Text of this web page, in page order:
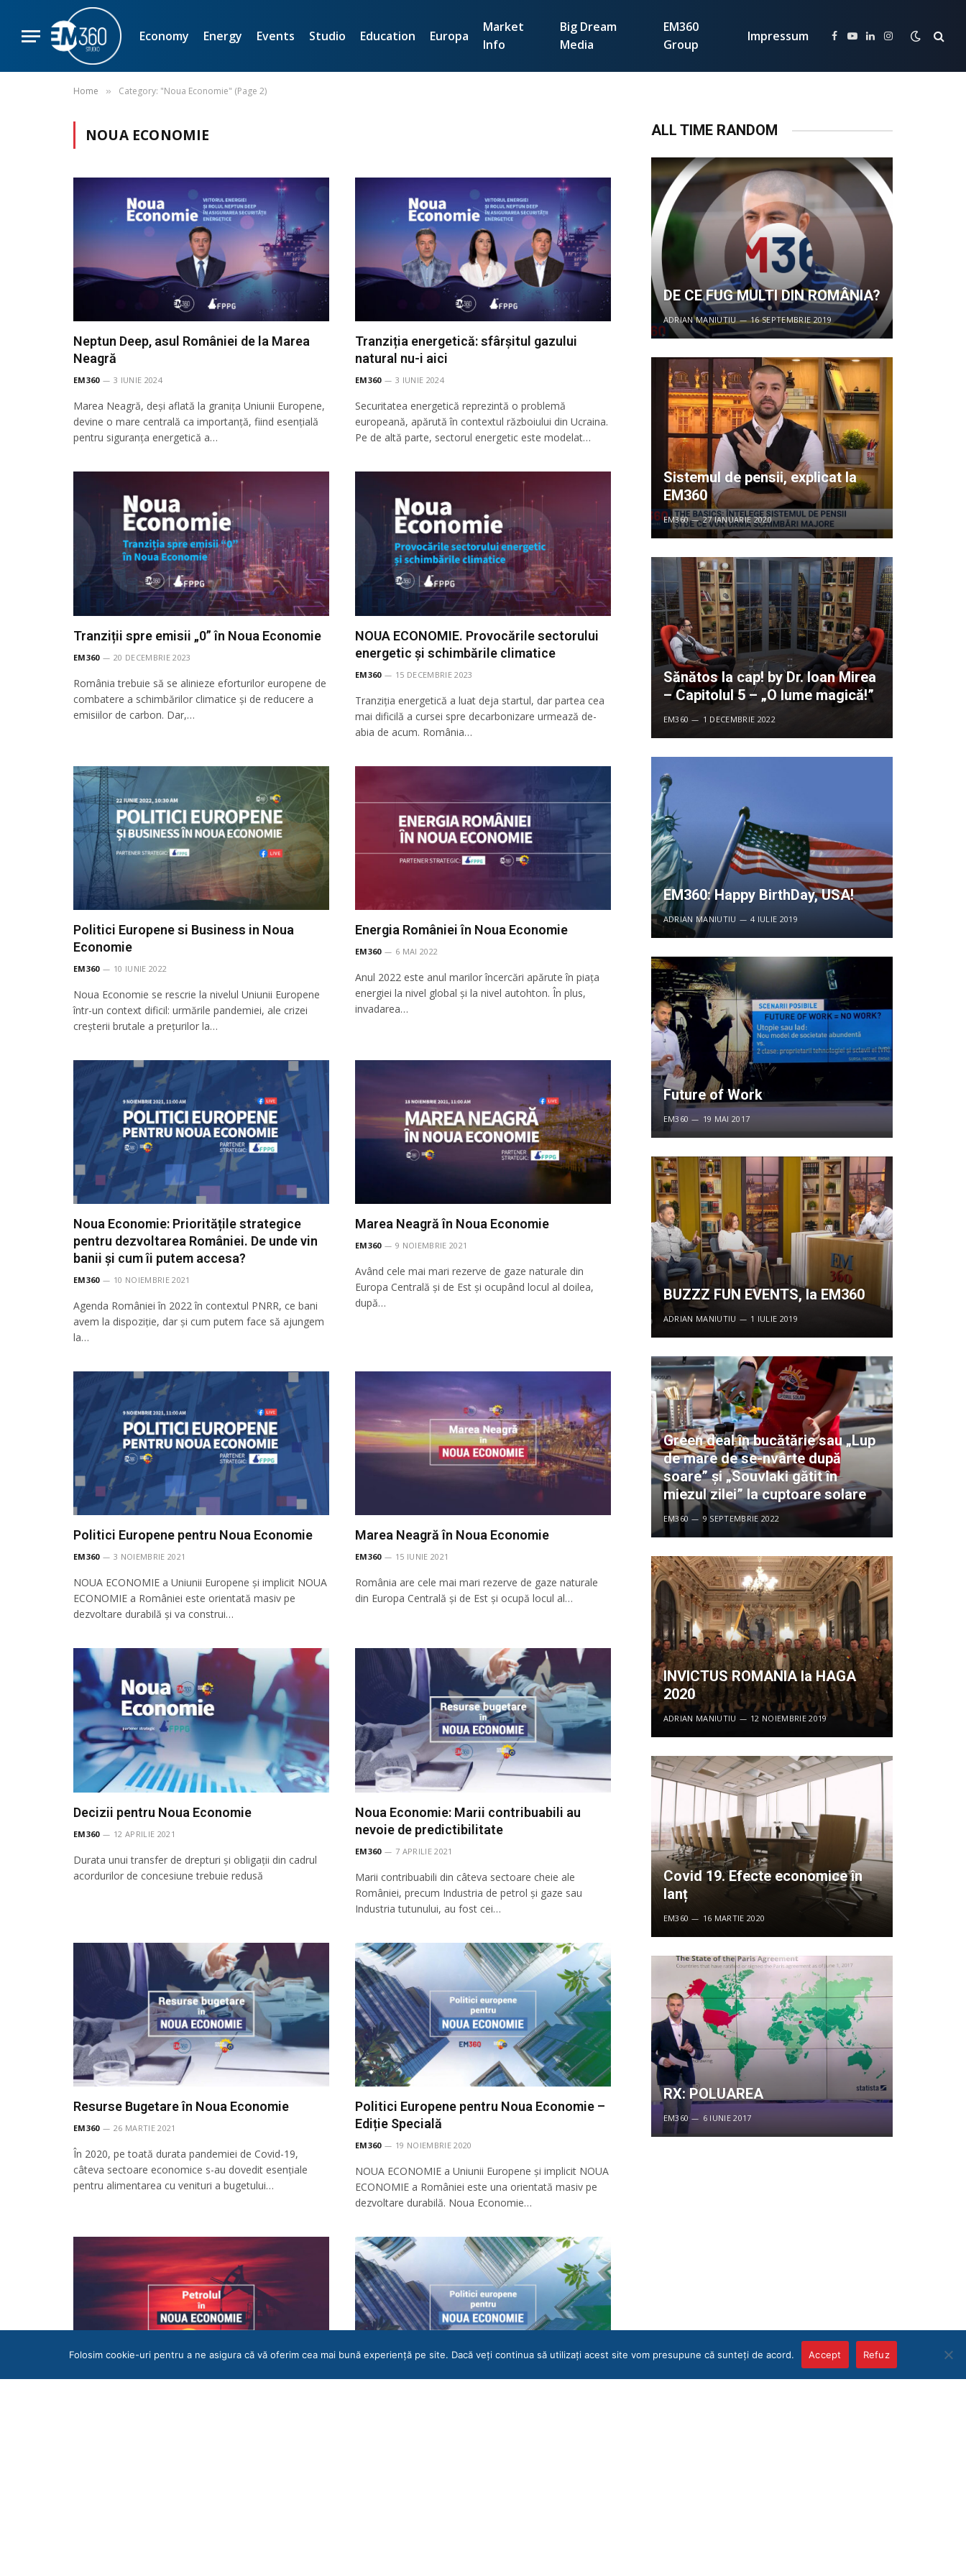
Economy Energy Events Studio Education Europa
Market
Info
Big Dream
Media
EM360
Group
Impressum Facebook
YouTube
LinkedInInstagram
Home » Category: "Noua Economie" (Page 2)
NOUA ECONOMIE
Neptun Deep, asul României de la Marea
Neagră
EM360 3 IUNIE 2024
Marea Neagră, deși aflată la granița Uniunii Europene,
devine o mare centrală ca importanță, fiind esențială
pentru siguranța energetică a…
Tranziția energetică: sfârșitul gazului
natural nu-i aici
EM360 3 IUNIE 2024
Securitatea energetică reprezintă o problemă
europeană, apărută în contextul războiului din Ucraina.
Pe de altă parte, sectorul energetic este modelat…
Tranziții spre emisii „0” în Noua Economie
EM360 20 DECEMBRIE 2023
România trebuie să se alinieze eforturilor europene de
combatere a schimbărilor climatice și de reducere a
emisiilor de carbon. Dar,…
NOUA ECONOMIE. Provocările sectorului
energetic și schimbările climatice
EM360 15 DECEMBRIE 2023
Tranziția energetică a luat deja startul, dar partea cea
mai dificilă a cursei spre decarbonizare urmează de-
abia de acum. România…
Politici Europene si Business in Noua
Economie
EM360 10 IUNIE 2022
Noua Economie se rescrie la nivelul Uniunii Europene
într-un context dificil: urmările pandemiei, ale crizei
creșterii brutale a prețurilor la…
Energia României în Noua Economie
EM360 6 MAI 2022
Anul 2022 este anul marilor încercări apărute în piața
energiei la nivel global și la nivel autohton. În plus,
invadarea…
Noua Economie: Prioritățile strategice
pentru dezvoltarea României. De unde vin
banii și cum îi putem accesa?
EM360 10 NOIEMBRIE 2021
Agenda României în 2022 în contextul PNRR, ce bani
avem la dispoziție, dar și cum putem face să ajungem
la…
Marea Neagră în Noua Economie
EM360 9 NOIEMBRIE 2021
Având cele mai mari rezerve de gaze naturale din
Europa Centrală și de Est și ocupând locul al doilea,
după…
Politici Europene pentru Noua Economie
EM360 3 NOIEMBRIE 2021
NOUA ECONOMIE a Uniunii Europene și implicit NOUA
ECONOMIE a României este orientată masiv pe
dezvoltare durabilă și va construi…
Marea Neagră în Noua Economie
EM360 15 IUNIE 2021
România are cele mai mari rezerve de gaze naturale
din Europa Centrală și de Est și ocupă locul al…
Decizii pentru Noua Economie
EM360 12 APRILIE 2021
Durata unui transfer de drepturi și obligații din cadrul
acordurilor de concesiune trebuie redusă
Noua Economie: Marii contribuabili au
nevoie de predictibilitate
EM360 7 APRILIE 2021
Marii contribuabili din câteva sectoare cheie ale
României, precum Industria de petrol şi gaze sau
Industria tutunului, au fost cei…
Resurse Bugetare în Noua Economie
EM360 26 MARTIE 2021
În 2020, pe toată durata pandemiei de Covid-19,
câteva sectoare economice s-au dovedit esențiale
pentru alimentarea cu venituri a bugetului…
Politici Europene pentru Noua Economie –
Ediție Specială
EM360 19 NOIEMBRIE 2020
NOUA ECONOMIE a Uniunii Europene și implicit NOUA
ECONOMIE a României este una orientată masiv pe
dezvoltare durabilă. Noua Economie…
ALL TIME RANDOM
DE CE FUG MULTI DIN ROMÂNIA?
ADRIAN MANIUTIU 16 SEPTEMBRIE 2019
Sistemul de pensii, explicat la
EM360
EM360 27 IANUARIE 2020
Sănătos la cap! by Dr. Ioan Mirea
– Capitolul 5 – „O lume magică!”
EM360 1 DECEMBRIE 2022
EM360: Happy BirthDay, USA!
ADRIAN MANIUTIU 4 IULIE 2019
Future of Work
EM360 19 MAI 2017
BUZZZ FUN EVENTS, la EM360
ADRIAN MANIUTIU 1 IULIE 2019
Green deal în bucătărie sau „Lup
de mare de se-nvârte după
soare” și „Souvlaki gătit în
miezul zilei” la cuptoare solare
EM360 9 SEPTEMBRIE 2022
INVICTUS ROMANIA la HAGA
2020
ADRIAN MANIUTIU 12 NOIEMBRIE 2019
Covid 19. Efecte economice în
lanț
EM360 16 MARTIE 2020
RX: POLUAREA
EM360 6 IUNIE 2017
Folosim cookie-uri pentru a ne asigura că vă oferim cea mai bună experiență pe site. Dacă veți continua să utilizați acest site vom presupune că sunteți de acord. Accept Refuz